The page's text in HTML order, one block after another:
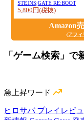
STEINS;GATE RE:BOOT
5,800円(税抜)
Amazon
(アフィ
「ゲーム検索」
急上昇ワード
ヒロサバ プレイレビ